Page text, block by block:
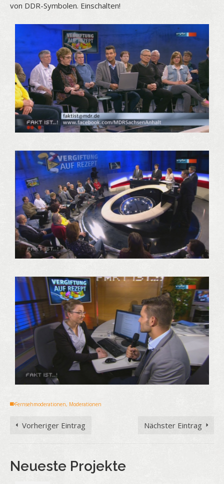
von DDR-Symbolen. Einschalten!
Fernsehmoderationen, Moderationen
Vorheriger Eintrag Nächster Eintrag
Neueste Projekte